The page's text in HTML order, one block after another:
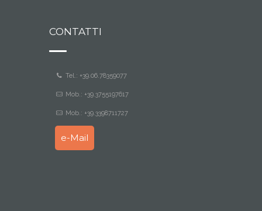
CONTATTI
Tel.: +39.06.78359077
Mob.: +39.3755197617
Mob.: +39.3398711727
e-Mail